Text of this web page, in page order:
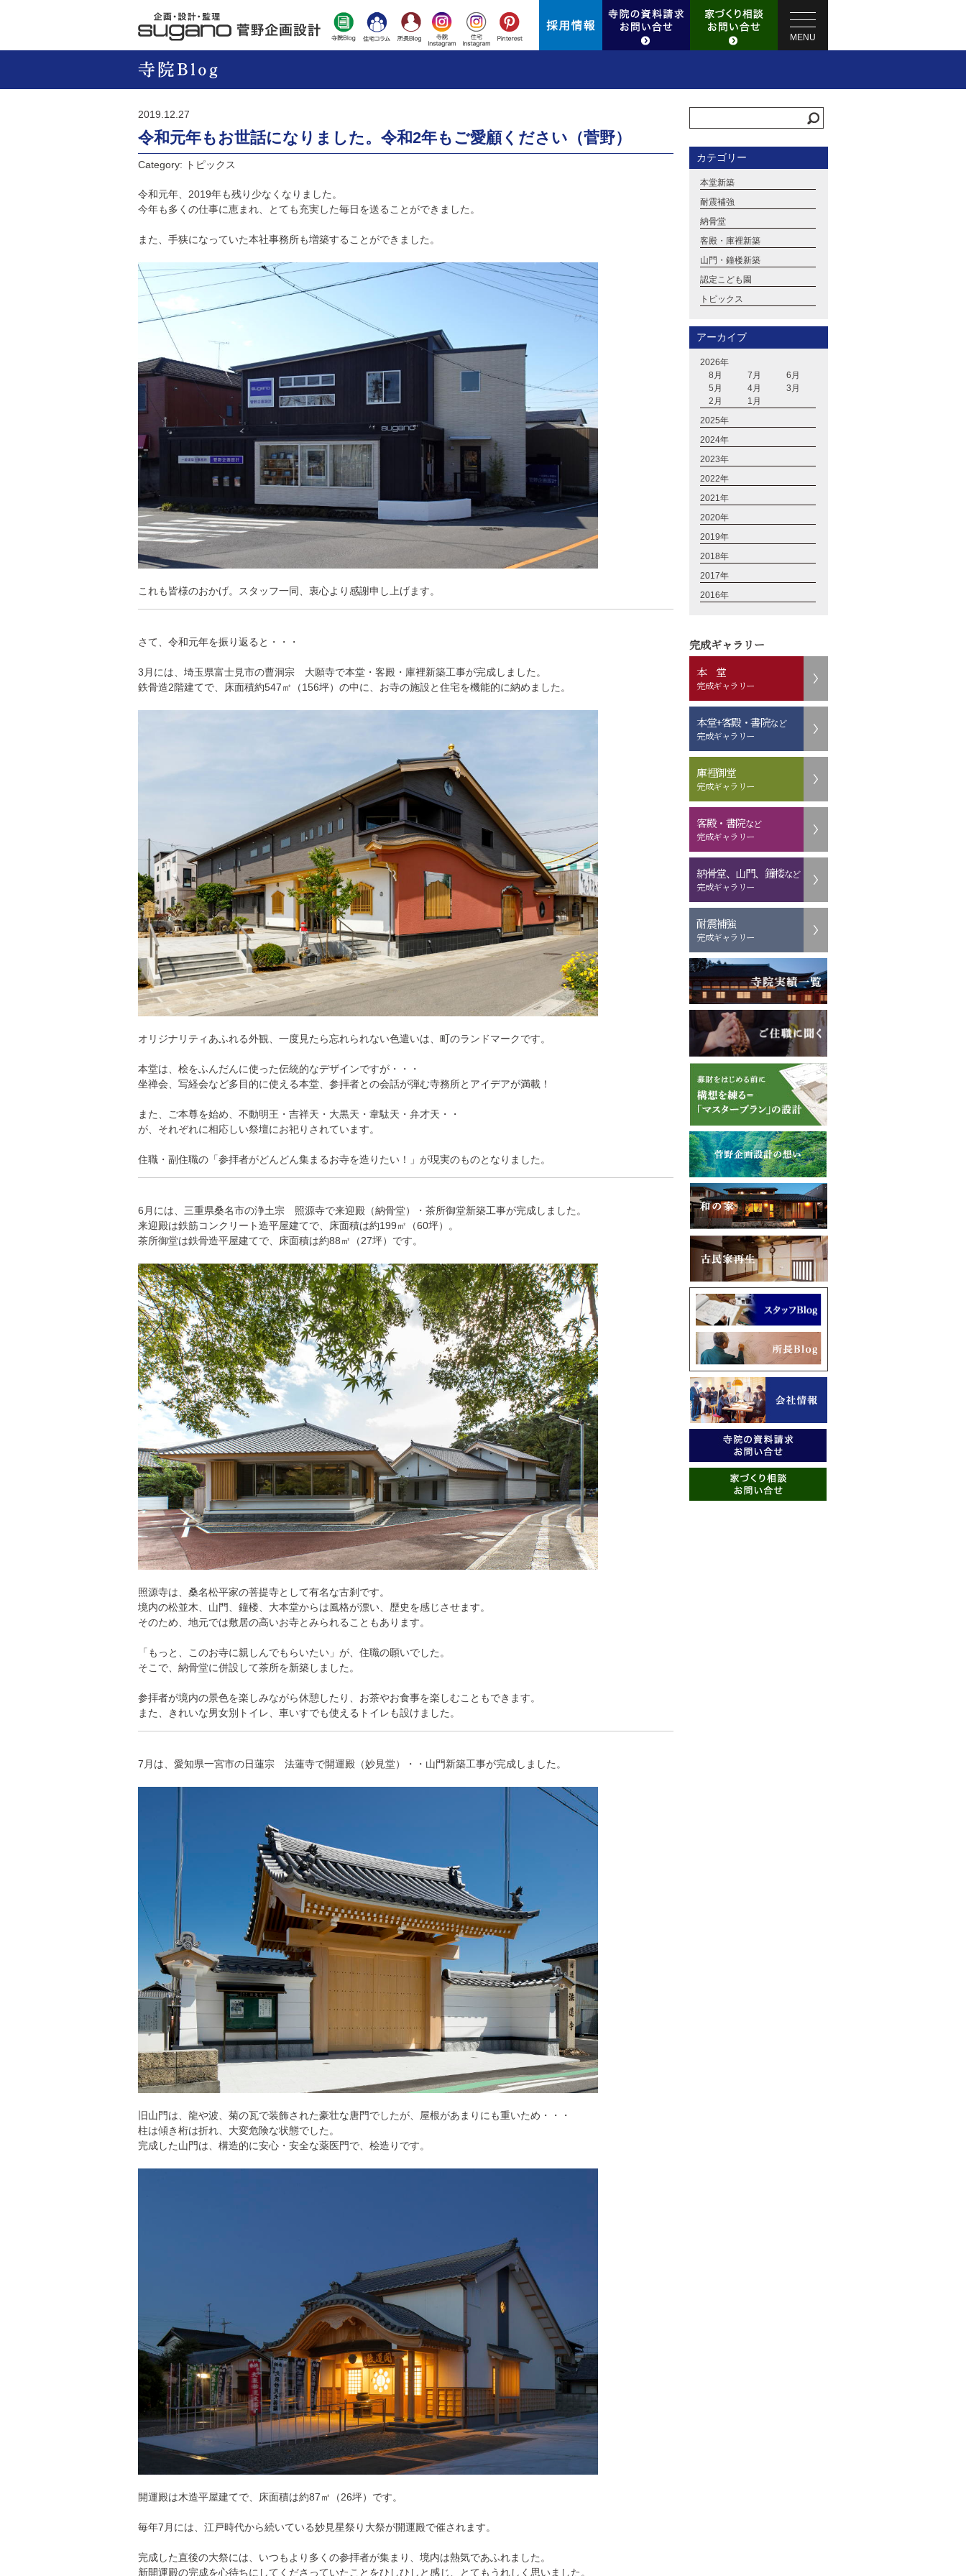
MENU
2019.12.27
令和元年もお世話になりました。令和2年もご愛顧ください（菅野）
Category: トピックス
令和元年、2019年も残り少なくなりました。
今年も多くの仕事に恵まれ、とても充実した毎日を送ることができました。
また、手狭になっていた本社事務所も増築することができました。
これも皆様のおかげ。スタッフ一同、衷心より感謝申し上げます。
さて、令和元年を振り返ると・・・
3月には、埼玉県富士見市の曹洞宗 大願寺で本堂・客殿・庫裡新築工事が完成しました。
鉄骨造2階建てで、床面積約547㎡（156坪）の中に、お寺の施設と住宅を機能的に納めました。
オリジナリティあふれる外観、一度見たら忘れられない色遣いは、町のランドマークです。
本堂は、桧をふんだんに使った伝統的なデザインですが・・・
坐禅会、写経会など多目的に使える本堂、参拝者との会話が弾む寺務所とアイデアが満載！
また、ご本尊を始め、不動明王・吉祥天・大黒天・韋駄天・弁才天・・
が、それぞれに相応しい祭壇にお祀りされています。
住職・副住職の「参拝者がどんどん集まるお寺を造りたい！」が現実のものとなりました。
6月には、三重県桑名市の浄土宗 照源寺で来迎殿（納骨堂）・茶所御堂新築工事が完成しました。
来迎殿は鉄筋コンクリート造平屋建てで、床面積は約199㎡（60坪）。
茶所御堂は鉄骨造平屋建てで、床面積は約88㎡（27坪）です。
照源寺は、桑名松平家の菩提寺として有名な古刹です。
境内の松並木、山門、鐘楼、大本堂からは風格が漂い、歴史を感じさせます。
そのため、地元では敷居の高いお寺とみられることもあります。
「もっと、このお寺に親しんでもらいたい」が、住職の願いでした。
そこで、納骨堂に併設して茶所を新築しました。
参拝者が境内の景色を楽しみながら休憩したり、お茶やお食事を楽しむこともできます。
また、きれいな男女別トイレ、車いすでも使えるトイレも設けました。
7月は、愛知県一宮市の日蓮宗 法蓮寺で開運殿（妙見堂）・・山門新築工事が完成しました。
旧山門は、龍や波、菊の瓦で装飾された豪壮な唐門でしたが、屋根があまりにも重いため・・・
柱は傾き桁は折れ、大変危険な状態でした。
完成した山門は、構造的に安心・安全な薬医門で、桧造りです。
開運殿は木造平屋建てで、床面積は約87㎡（26坪）です。
毎年7月には、江戸時代から続いている妙見星祭り大祭が開運殿で催されます。
完成した直後の大祭には、いつもより多くの参拝者が集まり、境内は熱気であふれました。
新開運殿の完成を心待ちにしてくださっていたことをひしひしと感じ、とてもうれしく思いました。
カテゴリー
本堂新築
耐震補強
納骨堂
客殿・庫裡新築
山門・鐘楼新築
認定こども園
トピックス
アーカイブ
2026年
8月
7月
6月
5月
4月
3月
2月
1月
2025年
2024年
2023年
2022年
2021年
2020年
2019年
2018年
2017年
2016年
完成ギャラリー
本 堂
完成ギャラリー
本堂+客殿・書院など
完成ギャラリー
庫裡御堂
完成ギャラリー
客殿・書院など
完成ギャラリー
納骨堂、山門、鐘楼など
完成ギャラリー
耐震補強
完成ギャラリー